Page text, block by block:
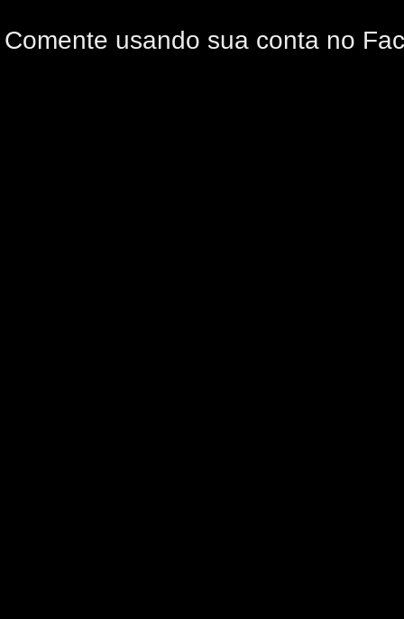
Comente usando sua conta no